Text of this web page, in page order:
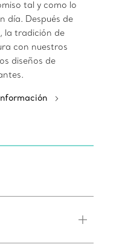
tal y como lo
día. Después de
la tradición de
con nuestros
diseños de